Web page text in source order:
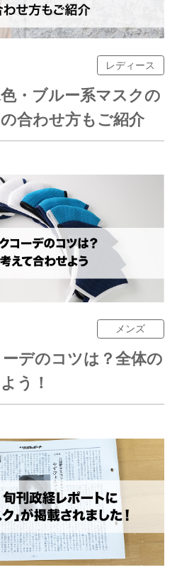
・ブルー系マスクの
合わせ方もご紹介
レディース
デのコツは？全体の
う！
メンズ